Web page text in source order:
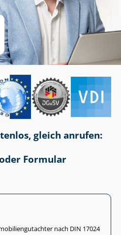
gleich anrufen:
Formular
nach DIN 17024